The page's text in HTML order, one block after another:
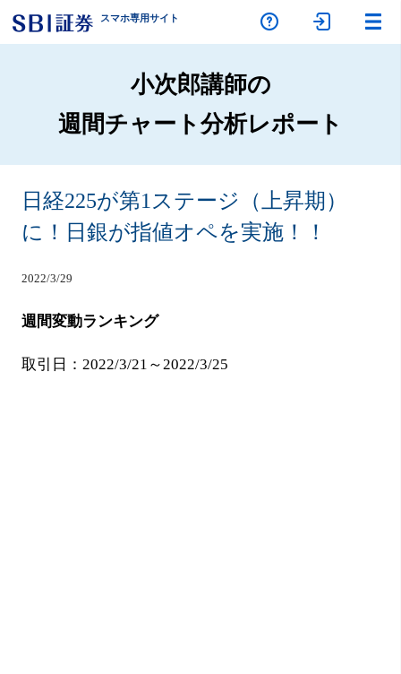
スマホ専用サイト
小次郎講師の
週間チャート分析レポート
日経225が第1ステージ（上昇期）
に！日銀が指値オペを実施！！
2022/3/29
週間変動ランキング
取引日：2022/3/21～2022/3/25